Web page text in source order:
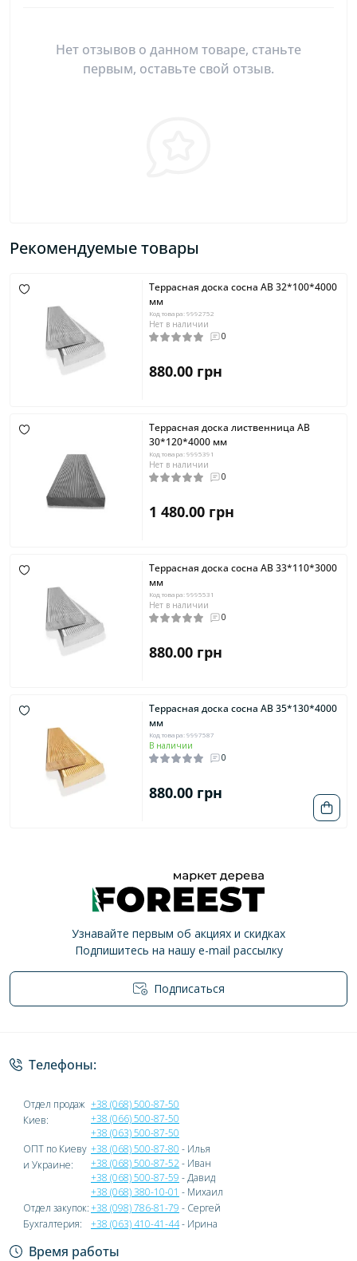
Нет отзывов о данном товаре, станьте
первым, оставьте свой отзыв.
Рекомендуемые товары
Террасная доска сосна AB 32*100*4000
мм
Код товара: 9992752
Нет в наличии
0
880.00 грн
Террасная доска лиственница AB
30*120*4000 мм
Код товара: 9995391
Нет в наличии
0
1 480.00 грн
Террасная доска сосна AB 33*110*3000
мм
Код товара: 9995531
Нет в наличии
0
880.00 грн
Террасная доска сосна AB 35*130*4000
мм
Код товара: 9997587
В наличии
0
880.00 грн
Узнавайте первым об акциях и скидках
Подпишитесь на нашу e-mail рассылку
Подписаться
Политика конфиденциальности
Телефоны:
Отдел продаж
Киев:
+38 (068) 500-87-50
+38 (066) 500-87-50
+38 (063) 500-87-50
ОПТ по Киеву
и Украине:
+38 (068) 500-87-80 - Илья
+38 (068) 500-87-52- Иван
+38 (068) 500-87-59 - Давид
+38 (068) 380-10-01 - Михаил
Отдел закупок:+38 (098) 786-81-79 - Сергей
Бухгалтерия:
+38 (063) 410-41-44- Ирина
Время работы